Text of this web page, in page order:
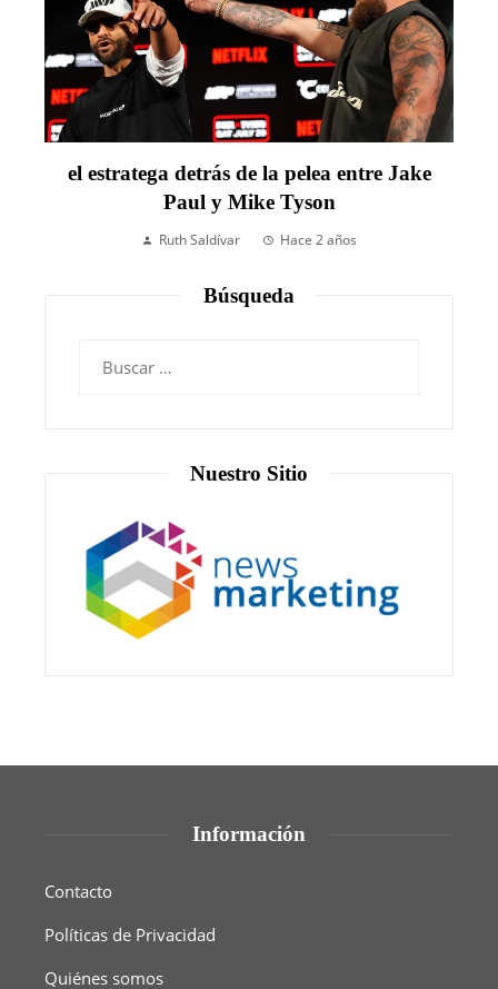
el estratega detrás de la pelea entre Jake
Paul y Mike Tyson
Ruth Saldívar Hace 2 años
Búsqueda
Nuestro Sitio
Información
Contacto
Políticas de Privacidad
Quiénes somos